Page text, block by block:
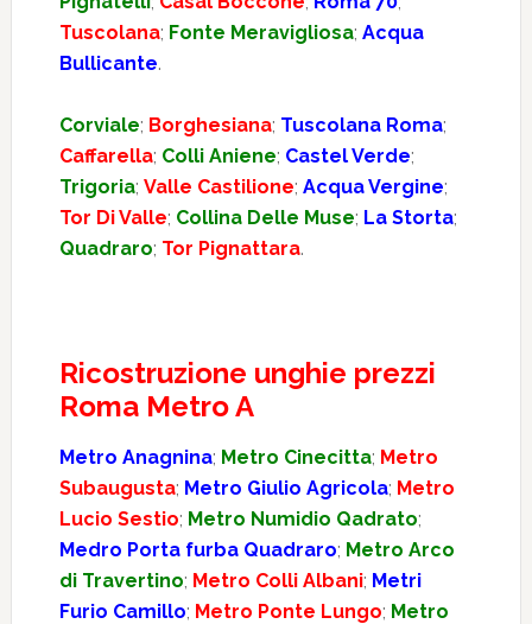
Tuscolana; Fonte Meravigliosa; Acqua
Bullicante.
Corviale; Borghesiana; Tuscolana Roma;
Caffarella; Colli Aniene; Castel Verde;
Trigoria; Valle Castilione; Acqua Vergine;
Tor Di Valle; Collina Delle Muse; La Storta;
Quadraro; Tor Pignattara.
Ricostruzione unghie prezzi
Roma Metro A
Metro Anagnina; Metro Cinecitta; Metro
Subaugusta; Metro Giulio Agricola; Metro
Lucio Sestio; Metro Numidio Qadrato;
Medro Porta furba Quadraro; Metro Arco
di Travertino; Metro Colli Albani; Metri
Furio Camillo; Metro Ponte Lungo; Metro